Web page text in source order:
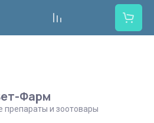
Фарм
препараты и зоотовары